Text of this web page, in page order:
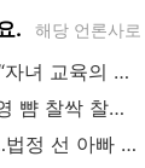
한국∙헝가리 분노한 '황당 판정' 그 심판, 女1500m 안 맡는다